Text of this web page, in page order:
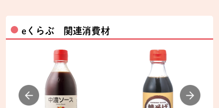
eくらぶ 関連消費材